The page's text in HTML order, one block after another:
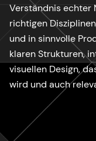
Verständnis echter
richtigen
und in sinnvolle
klaren Strukturen,
visuellen Design,
wird und auch